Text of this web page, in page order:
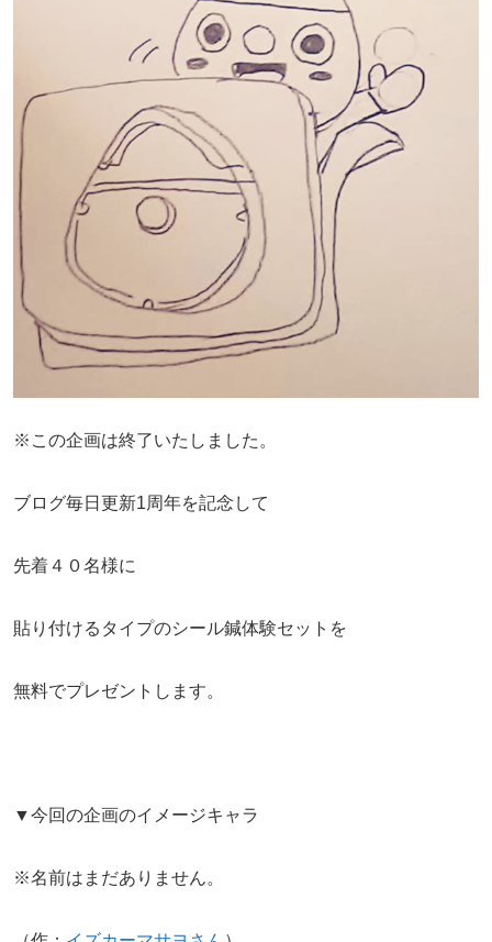
※この企画は終了いたしました。
ブログ毎日更新1周年を記念して
先着４０名様に
貼り付けるタイプのシール鍼体験セットを
無料でプレゼントします。
▼今回の企画のイメージキャラ
※名前はまだありません。